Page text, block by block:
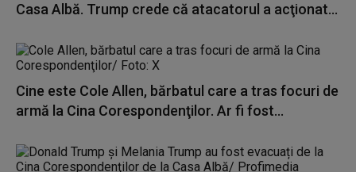
Casa Albă. Trump crede că atacatorul a acţionat...
Cine este Cole Allen, bărbatul care a tras focuri de
armă la Cina Corespondenţilor. Ar fi fost...